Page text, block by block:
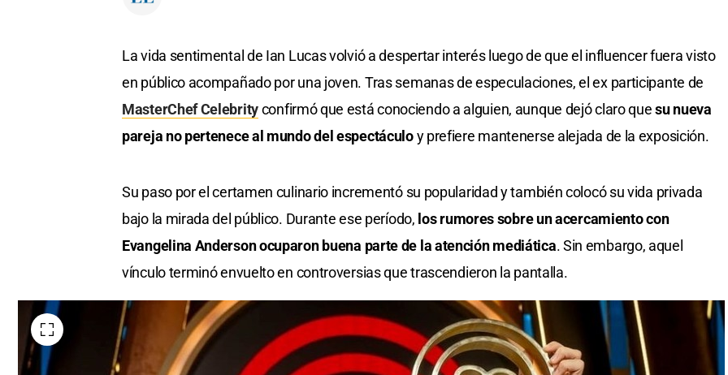
La vida sentimental de Ian Lucas volvió a despertar interés luego de que el influencer fuera visto
en público acompañado por una joven. Tras semanas de especulaciones, el ex participante de
MasterChef Celebrityconfirmó que está conociendo a alguien, aunque dejó claro quesu nueva
pareja no pertenece al mundo del espectáculoy prefiere mantenerse alejada de la exposición.
Su paso por el certamen culinario incrementó su popularidad y también colocó su vida privada
bajo la mirada del público. Durante ese período, los rumores sobre un acercamiento con
Evangelina Anderson ocuparon buena parte de la atención mediática. Sin embargo, aquel
vínculo terminó envuelto en controversias que trascendieron la pantalla.